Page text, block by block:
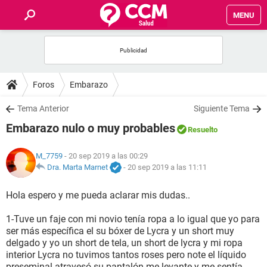
MENU
FOROS
SALUD
NUTRICIÓN
BIENESTAR
SEXUALIDAD
GLOSARIO
Foros Embarazo
Tema Anterior Siguiente Tema
Embarazo nulo o muy probables Resuelto
M_7759 - 20 sep 2019 a las 00:29
Dra. Marta Marnet
- 20 sep 2019 a las 11:11
Hola espero y me pueda aclarar mis dudas..
1-Tuve un faje con mi novio tenía ropa a lo igual que yo para
ser más específica el su bóxer de Lycra y un short muy
delgado y yo un short de tela, un short de lycra y mi ropa
interior Lycra no tuvimos tantos roses pero note el líquido